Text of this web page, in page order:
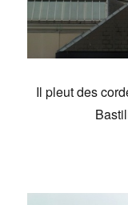
Il pleut des